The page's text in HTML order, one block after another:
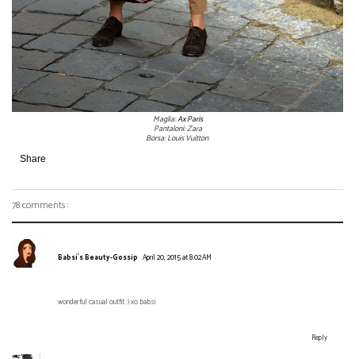
Maglia:Ax Paris
Pantaloni: Zara
Borsa: Louis Vuitton
Share
78 comments :
Babsi´s Beauty-Gossip April 20, 2015 at 8:02 AM
wonderful casual outfit :) xo babsi
Reply